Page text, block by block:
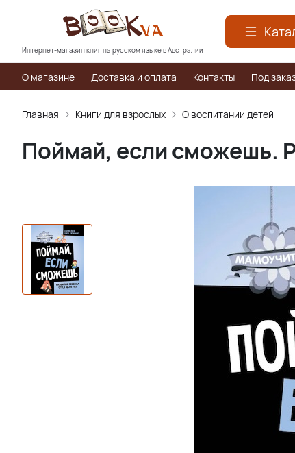
Интернет-магазин книг на русском языке в Австралии
О магазине Доставка и оплата Контакты Под
Главная Книги для взрослых О воспитании детей
Поймай, если сможешь.